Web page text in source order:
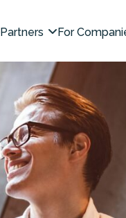
Partners For